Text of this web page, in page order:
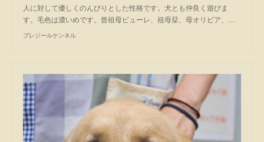
人に対して優しくのんびりとした性格です。犬とも仲良く遊びま
す。毛色は濃いめです。曾祖母ピューレ、祖母栞、母オリビア、…
プレジールケンネル